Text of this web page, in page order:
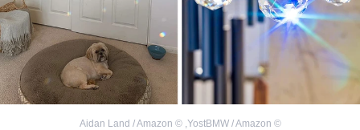
©
YostBMW / Amazon
,
©
Aidan Land / Amazon